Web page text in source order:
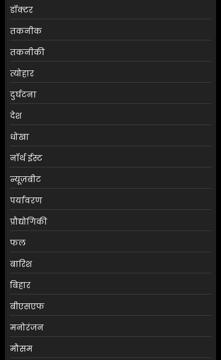
डॉक्टर
तकनीक
तकनीकी
त्योहार
दुर्घटना
देश
धोखा
नॉर्थ ईस्ट
न्यूज़बीट
पर्यावरण
प्रौद्योगिकी
फल
बारिश
बिहार
बीएसएफ
मनोरंजन
मौसम